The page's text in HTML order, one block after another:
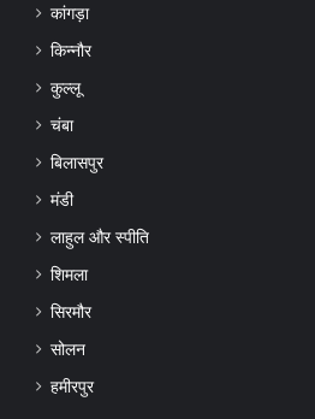
कांगड़ा
किन्नौर
कुल्लू
चंबा
बिलासपुर
मंडी
लाहुल और स्पीति
शिमला
सिरमौर
सोलन
हमीरपुर